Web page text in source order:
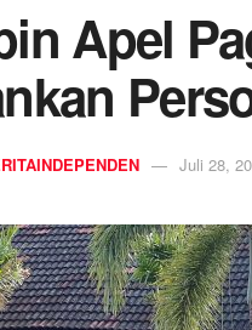
Apel
Juli 28,